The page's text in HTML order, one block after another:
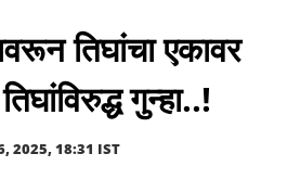
तिघांचा एकावर
गुन्हा..!
2025, 18:31 IST